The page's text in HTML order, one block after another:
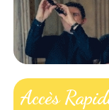
Accès